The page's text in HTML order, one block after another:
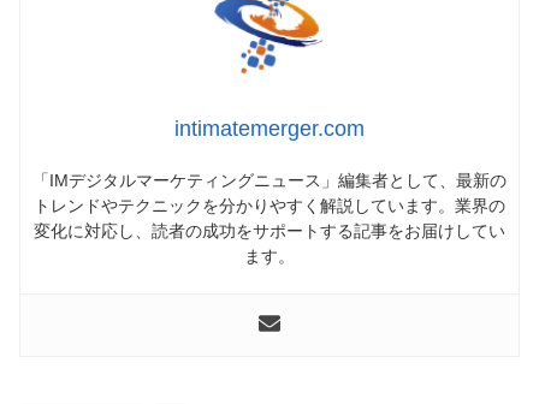
intimatemerger.com
「IMデジタルマーケティングニュース」編集者として、最新の
トレンドやテクニックを分かりやすく解説しています。業界の
変化に対応し、読者の成功をサポートする記事をお届けしてい
ます。